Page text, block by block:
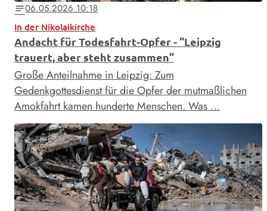
notes06.05.2026 10:18
In der Nikolaikirche
Andacht für Todesfahrt-Opfer - "Leipzig
trauert, aber steht zusammen"
Große Anteilnahme in Leipzig: Zum
Gedenkgottesdienst für die Opfer der mutmaßlichen
Amokfahrt kamen hunderte Menschen. Was …